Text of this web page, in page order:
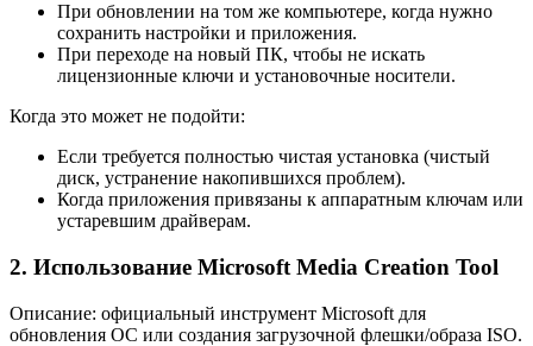
При обновлении на том же компьютере, когда нужно
сохранить настройки и приложения.
При переходе на новый ПК, чтобы не искать
лицензионные ключи и установочные носители.
Когда это может не подойти:
Если требуется полностью чистая установка (чистый
диск, устранение накопившихся проблем).
Когда приложения привязаны к аппаратным ключам или
устаревшим драйверам.
2. Использование Microsoft Media Creation Tool
Описание: официальный инструмент Microsoft для
обновления ОС или создания загрузочной флешки/образа ISO.